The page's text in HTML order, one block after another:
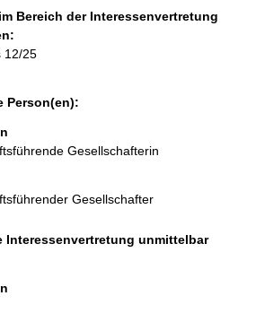
Bereich der Interessenvertretung
12/25
Person(en):
Gesellschafterin
Gesellschafter
Interessenvertretung unmittelbar